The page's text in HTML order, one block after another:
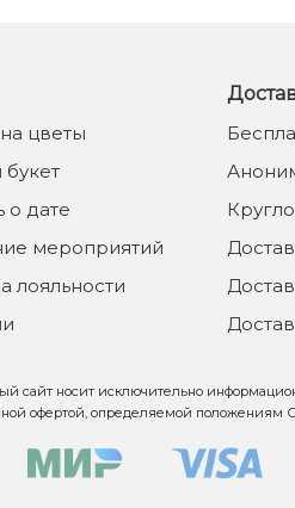
цветы
о дате
мероприятий
лояльности
сайт носит исключительно
офертой, определяемой положениям